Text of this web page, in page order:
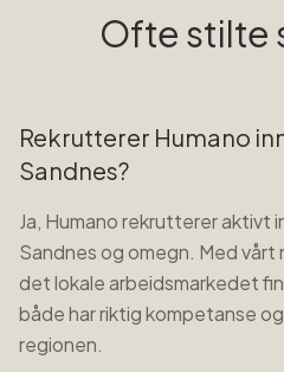
Ofte stilte
Rekrutterer Humano
Sandnes?
Ja, Humano rekrutterer aktivt
Sandnes og omegn. Med
det lokale arbeidsmarkedet
både har riktig kompetanse
regionen.